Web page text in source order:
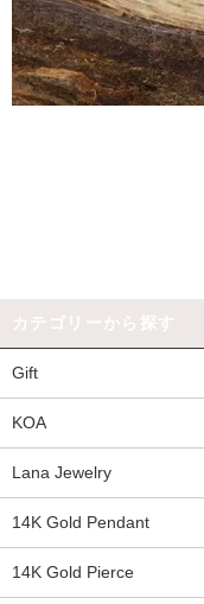
カテゴリーから探す
Gift
KOA
Lana Jewelry
14K Gold Pendant
14K Gold Pierce